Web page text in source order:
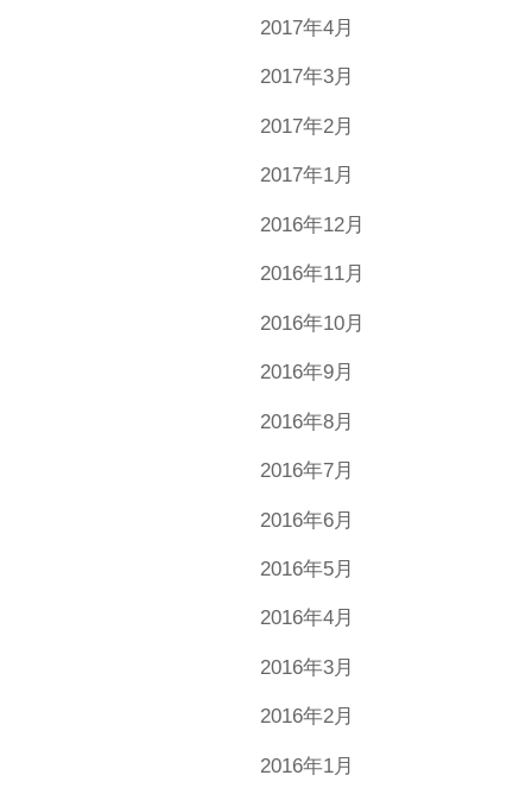
2017年4月
2017年3月
2017年2月
2017年1月
2016年12月
2016年11月
2016年10月
2016年9月
2016年8月
2016年7月
2016年6月
2016年5月
2016年4月
2016年3月
2016年2月
2016年1月